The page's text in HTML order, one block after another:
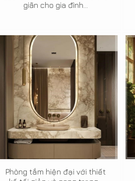
giãn cho gia đình...
Phòng tắm hiện đại với thiết